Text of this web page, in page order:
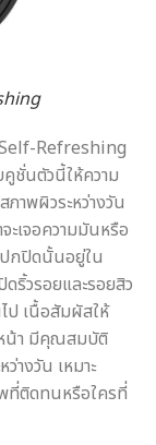
Refreshing
ชั่นตัวนี้ให้ความ
าพผิวระหว่างวัน
ะเจอความมันหรือ
ปกปิดนั้นอยู่ใน
ริ้วรอยและรอยสิว
ป เนื้อสัมผัสให้
น้า มีคุณสมบัติ
างวัน เหมาะ
ที่ติดทนหรือใครที่